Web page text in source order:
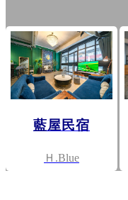
藍屋民宿
Ｈ.Blue